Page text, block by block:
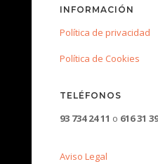
INFORMACIÓN
Política de privacidad
Política de Cookies
TELÉFONOS
93 734 24 11 o 616 31
Aviso Legal